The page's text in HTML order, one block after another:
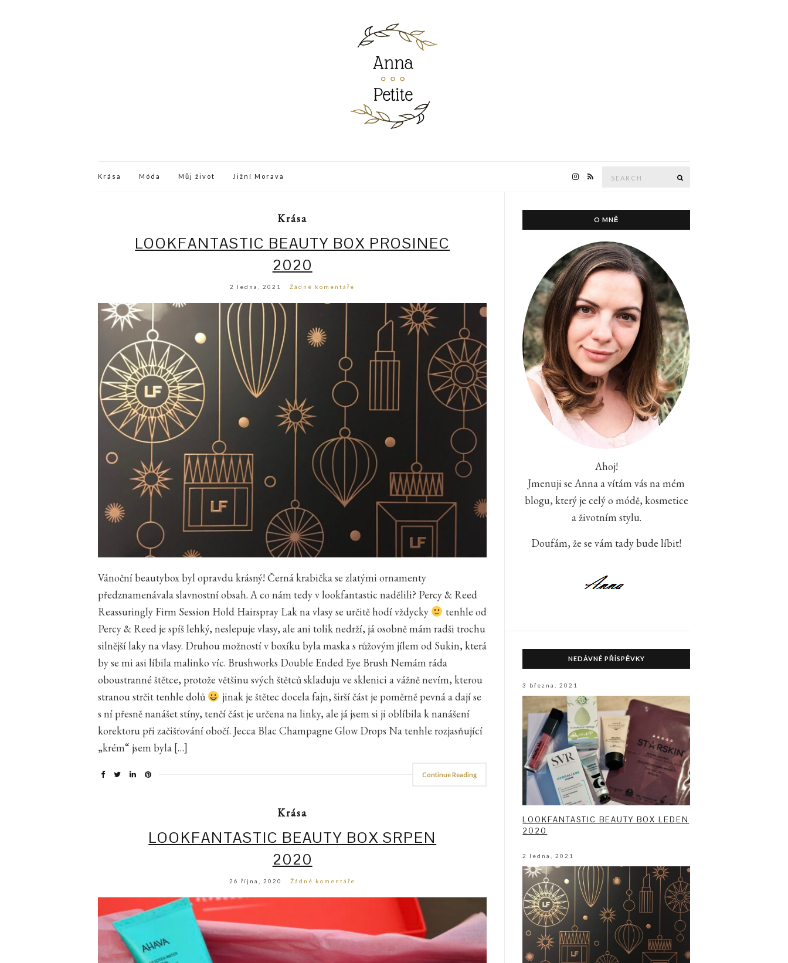
Krása Móda Můj život Jižní Morava
Krása
LOOKFANTASTIC BEAUTY BOX PROSINEC
2020
2 ledna, 2021 Žádné komentáře
Vánoční beautybox byl opravdu krásný! Černá krabička se zlatými ornamenty
předznamenávala slavnostní obsah. A co nám tedy v lookfantastic nadělili? Percy & Reed
Reassuringly Firm Session Hold Hairspray Lak na vlasy se určitě hodí vždycky
tenhle od
Percy & Reed je spíš lehký, neslepuje vlasy, ale ani tolik nedrží, já osobně mám radši trochu
silnější laky na vlasy. Druhou možností v boxíku byla maska s růžovým jílem od Sukin, která
by se mi asi líbila malinko víc. Brushworks Double Ended Eye Brush Nemám ráda
oboustranné štětce, protože většinu svých štětců skladuju ve sklenici a vážně nevím, kterou
stranou strčit tenhle dolů
jinak je štětec docela fajn, širší část je poměrně pevná a dají se
s ní přesně nanášet stíny, tenčí část je určena na linky, ale já jsem si ji oblíbila k nanášení
korektoru při začišťování obočí. Jecca Blac Champagne Glow Drops Na tenhle rozjasňující
„krém“ jsem byla […]
Continue Reading
Krása
LOOKFANTASTIC BEAUTY BOX SRPEN
2020
26 října, 2020 Žádné komentáře
O MNĚ
Ahoj!
Jmenuji se Anna a vítám vás na mém
blogu, který je celý o módě, kosmetice
a životním stylu.
Doufám, že se vám tady bude líbit!
NEDÁVNÉ PŘÍSPĚVKY
3 března, 2021
LOOKFANTASTIC BEAUTY BOX LEDEN
2020
2 ledna, 2021